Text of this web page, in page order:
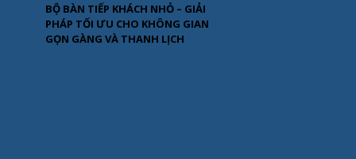
BỘ BÀN TIẾP KHÁCH NHỎ – GIẢI
PHÁP TỐI ƯU CHO KHÔNG GIAN
GỌN GÀNG VÀ THANH LỊCH